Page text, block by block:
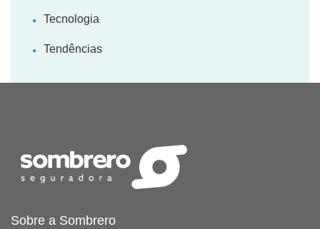
Tecnologia
Tendências
Sobre a Sombrero